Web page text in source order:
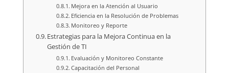
Mejora en la Atención al Usuario
Eficiencia en la Resolución de Problemas
Monitoreo y Reporte
Estrategias para la Mejora Continua en la
Gestión de TI
Evaluación y Monitoreo Constante
Capacitación del Personal